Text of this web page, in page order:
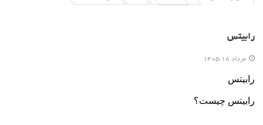
رابیتس
مرداد 18 1405
رابیتس
رابیتس چیست؟